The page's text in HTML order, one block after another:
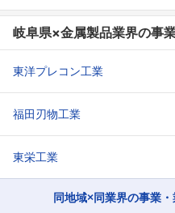
岐阜県×金属製品業界の事
東洋プレコン工業
福田刃物工業
東栄工業
同地域×同業界の事業